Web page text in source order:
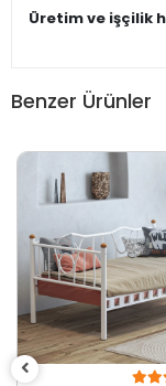
Üretim ve işçilik
Benzer Ürünler